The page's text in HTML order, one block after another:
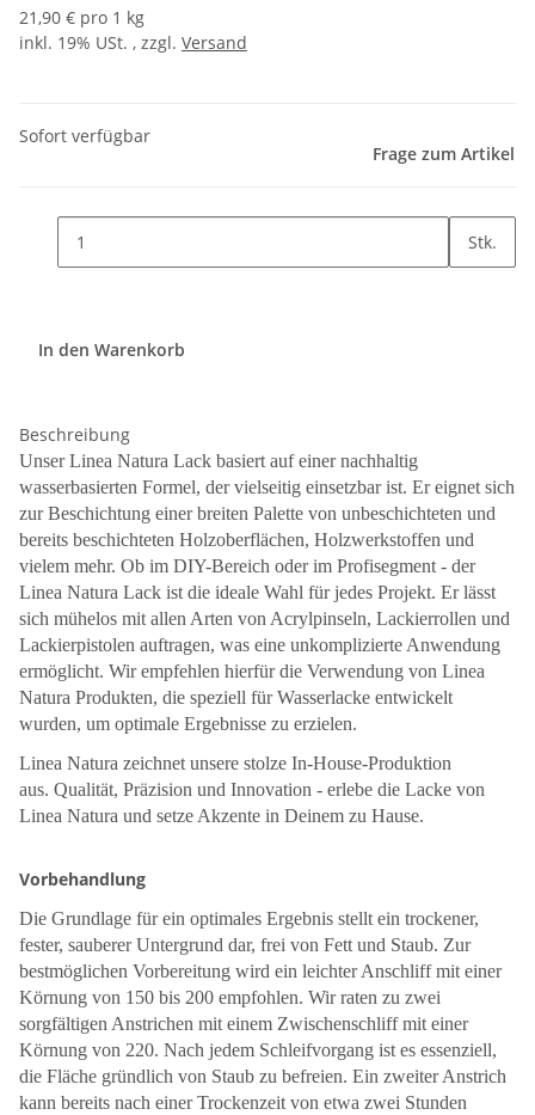
21,90 € pro 1 kg
inkl. 19% USt. , zzgl. Versand
Sofort verfügbar
Frage zum Artikel
Stk.
In den Warenkorb
Beschreibung
Unser Linea Natura Lack basiert auf einer nachhaltig
wasserbasierten Formel, der vielseitig einsetzbar ist. Er eignet sich
zur Beschichtung einer breiten Palette von unbeschichteten und
bereits beschichteten Holzoberflächen, Holzwerkstoffen und
vielem mehr. Ob im DIY-Bereich oder im Profisegment - der
Linea Natura Lack ist die ideale Wahl für jedes Projekt. Er lässt
sich mühelos mit allen Arten von Acrylpinseln, Lackierrollen und
Lackierpistolen auftragen, was eine unkomplizierte Anwendung
ermöglicht. Wir empfehlen hierfür die Verwendung von Linea
Natura Produkten, die speziell für Wasserlacke entwickelt
wurden, um optimale Ergebnisse zu erzielen.
Linea Natura zeichnet unsere stolze In-House-Produktion
aus. Qualität, Präzision und Innovation - erlebe die Lacke von
Linea Natura und setze Akzente in Deinem zu Hause.
Vorbehandlung
Die Grundlage für ein optimales Ergebnis stellt ein trockener,
fester, sauberer Untergrund dar, frei von Fett und Staub. Zur
bestmöglichen Vorbereitung wird ein leichter Anschliff mit einer
Körnung von 150 bis 200 empfohlen. Wir raten zu zwei
sorgfältigen Anstrichen mit einem Zwischenschliff mit einer
Körnung von 220. Nach jedem Schleifvorgang ist es essenziell,
die Fläche gründlich von Staub zu befreien. Ein zweiter Anstrich
kann bereits nach einer Trockenzeit von etwa zwei Stunden